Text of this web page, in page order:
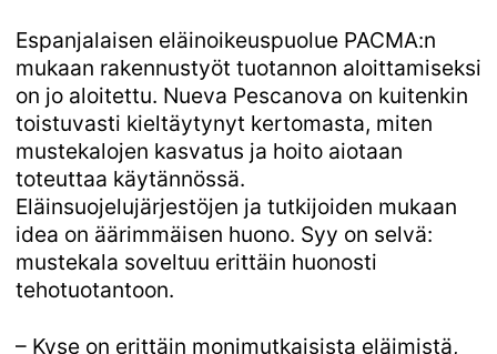
Espanjalaisen eläinoikeuspuolue PACMA:n
mukaan rakennustyöt tuotannon aloittamiseksi
on jo aloitettu. Nueva Pescanova on kuitenkin
toistuvasti kieltäytynyt kertomasta, miten
mustekalojen kasvatus ja hoito aiotaan
toteuttaa käytännössä.
Eläinsuojelujärjestöjen ja tutkijoiden mukaan
idea on äärimmäisen huono. Syy on selvä:
mustekala soveltuu erittäin huonosti
tehotuotantoon.
– Kyse on erittäin monimutkaisista eläimistä,